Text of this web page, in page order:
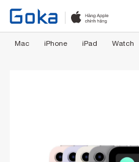
Mac iPhone iPad Watch